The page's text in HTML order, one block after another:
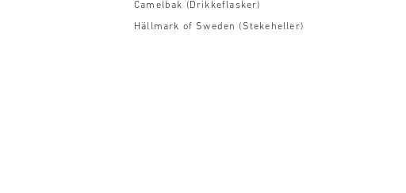
Camelbak (Drikkeflasker)
Hällmark of Sweden (Stekeheller)